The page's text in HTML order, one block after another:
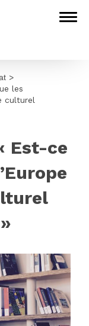
>
les
culturel
Est-ce